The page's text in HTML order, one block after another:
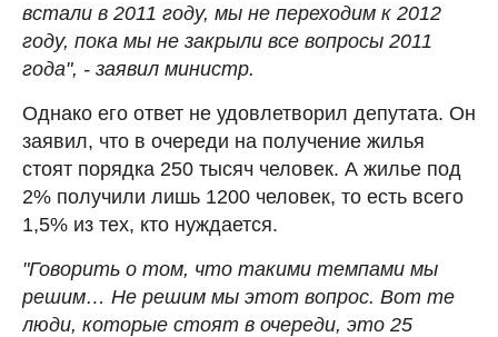
встали в 2011 году, мы не переходим к 2012
году, пока мы не закрыли все вопросы 2011
года", - заявил министр.
Однако его ответ не удовлетворил депутата. Он
заявил, что в очереди на получение жилья
стоят порядка 250 тысяч человек. А жилье под
2% получили лишь 1200 человек, то есть всего
1,5% из тех, кто нуждается.
"Говорить о том, что такими темпами мы
решим… Не решим мы этот вопрос. Вот те
люди, которые стоят в очереди, это 25